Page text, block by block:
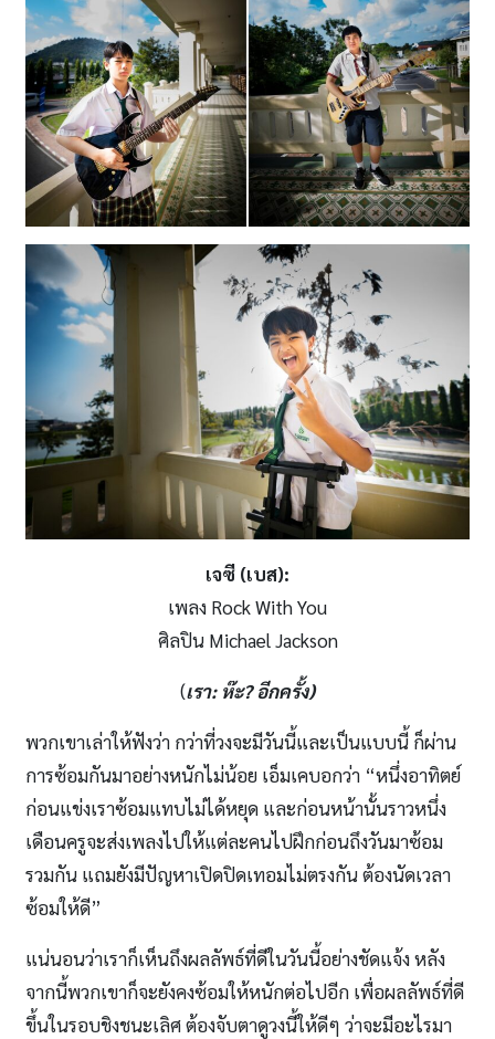
เจซี (เบส):
เพลง Rock With You
ศิลปิน Michael Jackson
(เรา: ห๊ะ? อีกครั้ง)
พวกเขาเล่าให้ฟังว่า กว่าที่วงจะมีวันนี้และเป็นแบบนี้ ก็ผ่าน
การซ้อมกันมาอย่างหนักไม่น้อย เอ็มเคบอกว่า “หนึ่งอาทิตย์
ก่อนแข่งเราซ้อมแทบไม่ได้หยุด และก่อนหน้านั้นราวหนึ่ง
เดือนครูจะส่งเพลงไปให้แต่ละคนไปฝึกก่อนถึงวันมาซ้อม
รวมกัน แถมยังมีปัญหาเปิดปิดเทอมไม่ตรงกัน ต้องนัดเวลา
ซ้อมให้ดี”
แน่นอนว่าเราก็เห็นถึงผลลัพธ์ที่ดีในวันนี้อย่างชัดแจ้ง หลัง
จากนี้พวกเขาก็จะยังคงซ้อมให้หนักต่อไปอีก เพื่อผลลัพธ์ที่ดี
ขึ้นในรอบชิงชนะเลิศ ต้องจับตาดูวงนี้ให้ดีๆ ว่าจะมีอะไรมา